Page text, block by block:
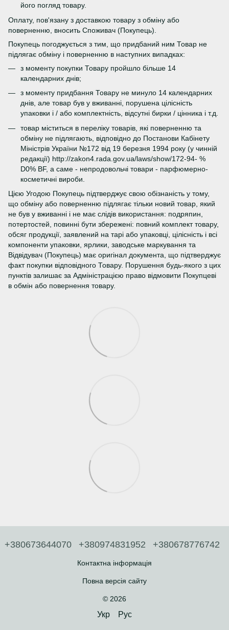
його погляд товару.
Оплату, пов'язану з доставкою товару з обміну або
поверненню, вносить Споживач (Покупець).
Покупець погоджується з тим, що придбаний ним Товар не
підлягає обміну і поверненню в наступних випадках:
з моменту покупки Товару пройшло більше 14
календарних днів;
з моменту придбання Товару не минуло 14 календарних
днів, але товар був у вживанні, порушена цілісність
упаковки і / або комплектність, відсутні бирки / цінника і т.д.
товар міститься в переліку товарів, які поверненню та
обміну не підлягають, відповідно до Постанови Кабінету
Міністрів України №172 від 19 березня 1994 року (у чинній
редакції) http://zakon4.rada.gov.ua/laws/show/172-94- %
D0% BF, а саме - непродовольчі товари - парфюмерно-
косметичні вироби.
Цією Угодою Покупець підтверджує свою обізнаність у тому,
що обміну або поверненню підлягає тільки новий товар, який
не був у вживанні і не має слідів використання: подряпин,
потертостей, повинні бути збережені: повний комплект товару,
обсяг продукції, заявлений на тарі або упаковці, цілісність і всі
компоненти упаковки, ярлики, заводське маркування та
Відвідувач (Покупець) має оригінал документа, що підтверджує
факт покупки відповідного Товару. Порушення будь-якого з цих
пунктів залишає за Адміністрацією право відмовити Покупцеві
в обмін або повернення товару.
+380673644070 +380974831952 +380678776742
Контактна інформація
Повна версія сайту
© 2026
Укр Рус